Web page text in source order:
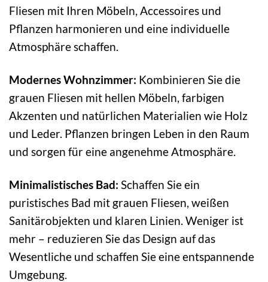
Fliesen mit Ihren Möbeln, Accessoires und
Pflanzen harmonieren und eine individuelle
Atmosphäre schaffen.
Modernes Wohnzimmer: Kombinieren Sie die
grauen Fliesen mit hellen Möbeln, farbigen
Akzenten und natürlichen Materialien wie Holz
und Leder. Pflanzen bringen Leben in den Raum
und sorgen für eine angenehme Atmosphäre.
Minimalistisches Bad: Schaffen Sie ein
puristisches Bad mit grauen Fliesen, weißen
Sanitärobjekten und klaren Linien. Weniger ist
mehr – reduzieren Sie das Design auf das
Wesentliche und schaffen Sie eine entspannende
Umgebung.